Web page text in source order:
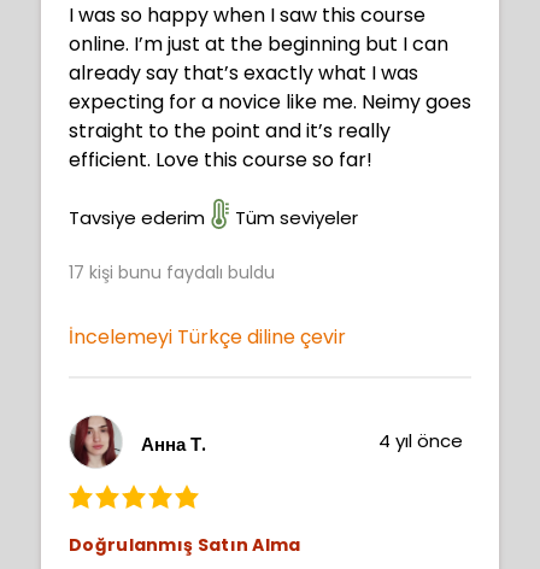
I was so happy when I saw this course
online. I’m just at the beginning but I can
already say that’s exactly what I was
expecting for a novice like me. Neimy goes
straight to the point and it’s really
efficient. Love this course so far!
Tavsiye ederim Tüm seviyeler
17 kişi bunu faydalı buldu
İncelemeyi Türkçe diline çevir
Анна Т. 4 yıl önce
Doğrulanmış Satın Alma